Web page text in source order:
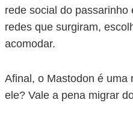
rede social do
redes que surgiram,
acomodar.
Afinal, o Mastodon é uma
ele? Vale a pena migrar